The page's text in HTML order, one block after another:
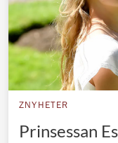
ZNYHETER
Prinsessan